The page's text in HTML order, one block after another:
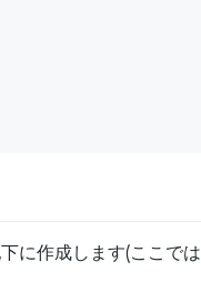
作成します(ここでは